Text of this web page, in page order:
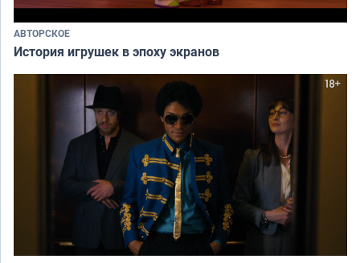
АВТОРСКОЕ
История игрушек в эпоху экранов